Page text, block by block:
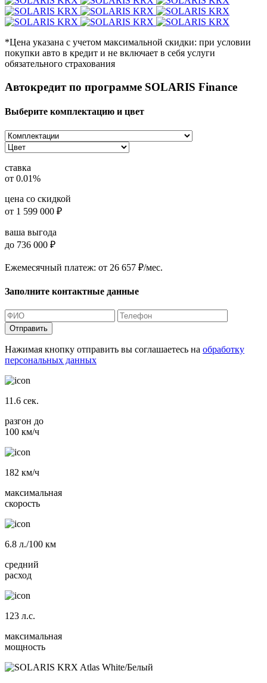
*Цена указана с учетом максимальной скидки: при условии
покупки авто в кредит и не включает в себя услуги
обязательного страхования
Автокредит по программе SOLARIS Finance
Выберите комплектацию и цвет
ставка
от 0.01%
цена со скидкой
от 1 599 000 ₽
ваша выгода
до 736 000 ₽
Ежемесячный платеж: от 26 657 ₽/мес.
Заполните контактные данные
Отправить
Нажимая кнопку отправить вы соглашаетесь на обработку
персональных данных
11.6 сек.
разгон до
100 км/ч
182 км/ч
максимальная
скорость
6.8 л./100 км
средний
расход
123 л.с.
максимальная
мощность